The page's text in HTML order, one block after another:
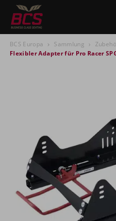
BCS Europa Sammlung
Flexibler Adapter für Pro Racer